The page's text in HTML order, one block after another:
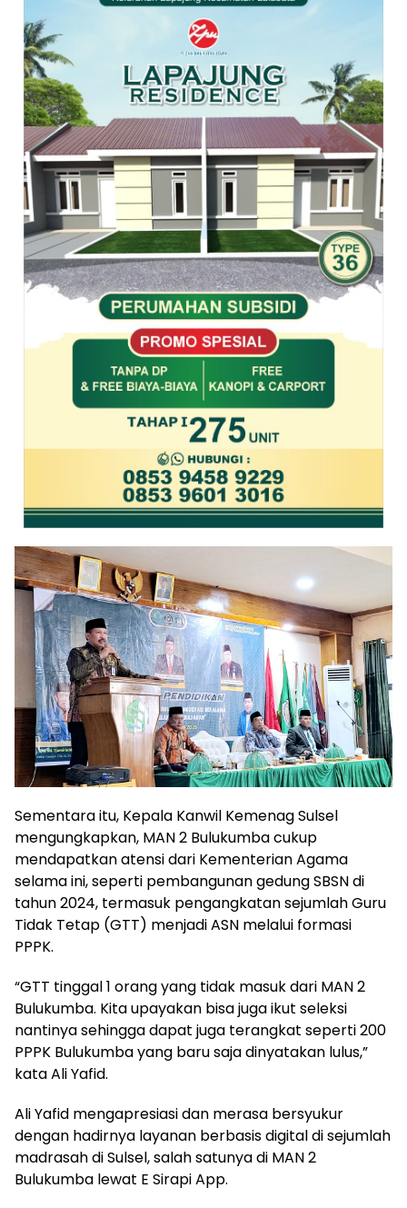
Sementara itu, Kepala Kanwil Kemenag Sulsel
mengungkapkan, MAN 2 Bulukumba cukup
mendapatkan atensi dari Kementerian Agama
selama ini, seperti pembangunan gedung SBSN di
tahun 2024, termasuk pengangkatan sejumlah Guru
Tidak Tetap (GTT) menjadi ASN melalui formasi
PPPK.
“GTT tinggal 1 orang yang tidak masuk dari MAN 2
Bulukumba. Kita upayakan bisa juga ikut seleksi
nantinya sehingga dapat juga terangkat seperti 200
PPPK Bulukumba yang baru saja dinyatakan lulus,”
kata Ali Yafid.
Ali Yafid mengapresiasi dan merasa bersyukur
dengan hadirnya layanan berbasis digital di sejumlah
madrasah di Sulsel, salah satunya di MAN 2
Bulukumba lewat E Sirapi App.